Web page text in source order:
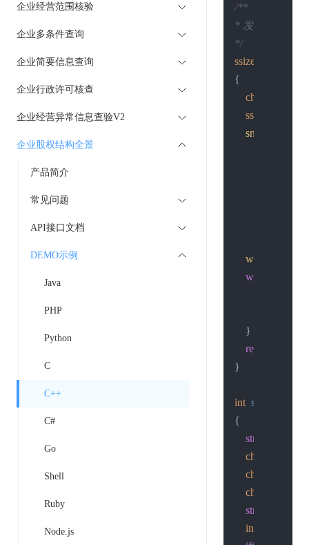
企业经营范围核验
企业多条件查询
企业简要信息查询
企业行政许可核查
企业经营异常信息查验V2
企业股权结构全景
产品简介
常见问题
API接口文档
DEMO示例
Java
PHP
Python
C
C++
C#
Go
Shell
Ruby
Node.js
/**
* 发http post请
*/
ssize_t
{
char
ssize_t
snprintf
write
while
    }
return
}
int
{
struct
char
char
char
struct
int